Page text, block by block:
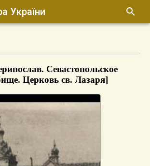
України
Севастопольское
Церковь св. Лазаря]